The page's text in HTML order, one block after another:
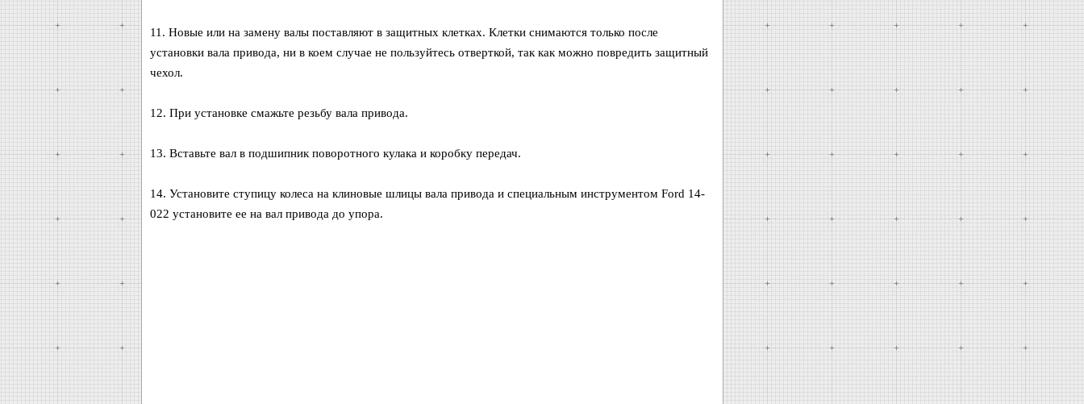
11. Новые или на замену валы поставляют в защитных клетках. Клетки снимаются только после
установки вала привода, ни в коем случае не пользуйтесь отверткой, так как можно повредить защитный
чехол.
12. При установке смажьте резьбу вала привода.
13. Вставьте вал в подшипник поворотного кулака и коробку передач.
14. Установите ступицу колеса на клиновые шлицы вала привода и специальным инструментом Ford 14-
022 установите ее на вал привода до упора.